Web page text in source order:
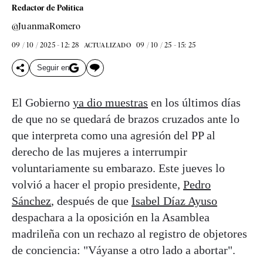
Redactor de Política
@JuanmaRomero
09 / 10 / 2025 - 12: 28 ACTUALIZADO 09 / 10 / 25 - 15: 25
Seguir en
El Gobierno ya dio muestras en los últimos días
de que no se quedará de brazos cruzados ante lo
que interpreta como una agresión del PP al
derecho de las mujeres a interrumpir
voluntariamente su embarazo. Este jueves lo
volvió a hacer el propio presidente, Pedro
Sánchez, después de que Isabel Díaz Ayuso
despachara a la oposición en la Asamblea
madrileña con un rechazo al registro de objetores
de conciencia: "Váyanse a otro lado a abortar".